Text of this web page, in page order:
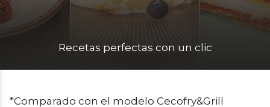
Recetas perfectas con un clic
*Comparado con el modelo Cecofry&Grill